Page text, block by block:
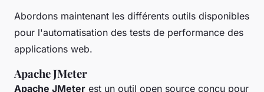
Abordons maintenant les différents outils disponibles
pour l'automatisation des tests de performance des
applications web.
Apache JMeter
Apache JMeter est un outil open source conçu pour